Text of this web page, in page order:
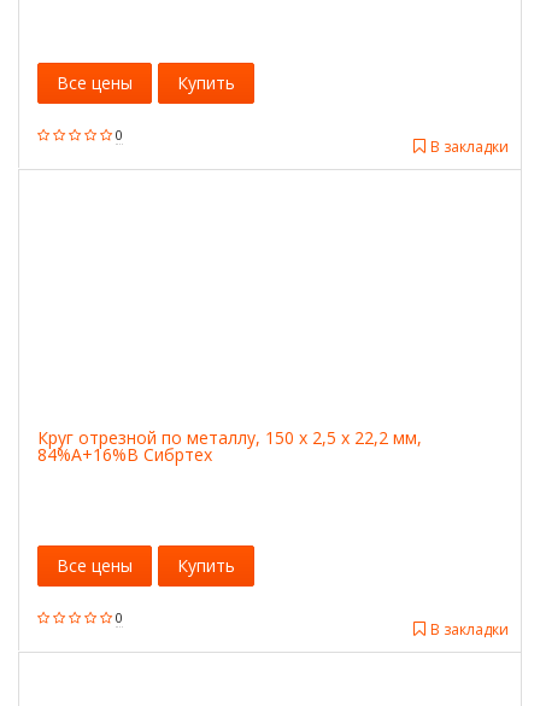
0
В закладки
Все цены Купить
Круг отрезной по металлу, 150 х 2,5 х 22,2 мм,
84%A+16%B Сибртех
0
В закладки
Все цены Купить